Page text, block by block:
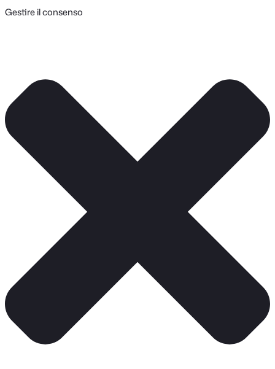
Gestire il consenso